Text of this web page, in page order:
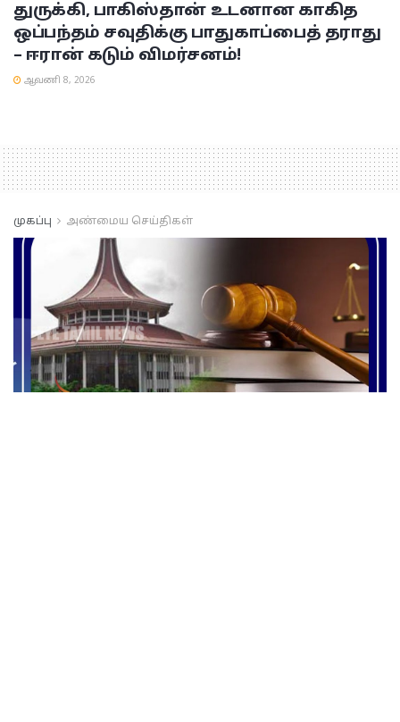
துருக்கி, பாகிஸ்தான் உடனான காகித
ஒப்பந்தம் சவுதிக்கு பாதுகாப்பைத் தராது
– ஈரான் கடும் விமர்சனம்!
ஆவணி 8, 2026
முகப்பு அண்மைய செய்திகள்